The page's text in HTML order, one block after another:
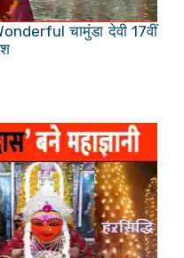
चामुंडा देवी 17वीं